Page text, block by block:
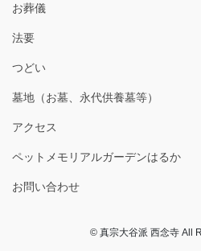
お葬儀
法要
つどい
墓地（お墓、永代供養墓等）
アクセス
ペットメモリアルガーデンはるか
お問い合わせ
© 真宗大谷派 西念寺 All